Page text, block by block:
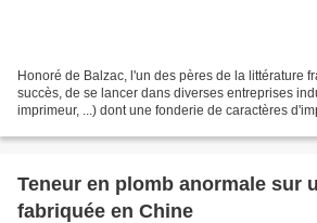
Honoré de Balzac, l'un des pères de la littérature
succès, de se lancer dans diverses entreprises
imprimeur, ...) dont une fonderie de caractères
Teneur en plomb anormale sur
fabriquée en Chine